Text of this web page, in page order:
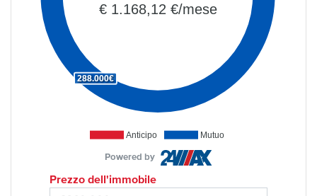
Anticipo Mutuo
288.000€
€ 1.168,12 €/mese
Powered by
Prezzo dell'immobile